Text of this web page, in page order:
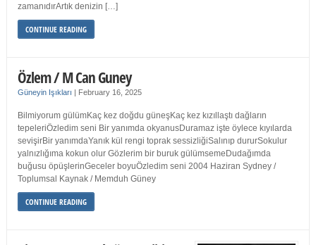
zamanıdırArtık denizin […]
CONTINUE READING
Özlem / M Can Guney
Güneyin Işıkları | February 16, 2025
Bilmiyorum gülümKaç kez doğdu güneşKaç kez kızıllaştı dağların
tepeleriÖzledim seni Bir yanımda okyanusDuramaz işte öylece kıyılarda
sevişirBir yanımdaYanık kül rengi toprak sessizliğiSalınıp dururSokulur
yalnızlığıma kokun olur Gözlerim bir buruk gülümsemeDudağımda
buğusu öpüşlerinGeceler boyuÖzledim seni 2004 Haziran Sydney /
Toplumsal Kaynak / Memduh Güney
CONTINUE READING